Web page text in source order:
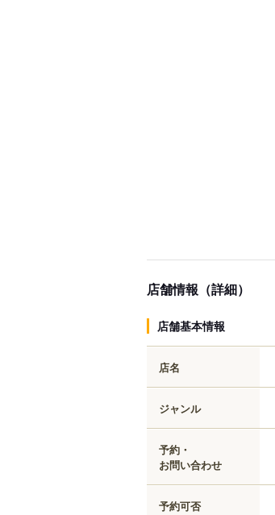
店舗情報（詳細）
店舗基本情報
店名
ジャンル
予約・
お問い合わせ
予約可否